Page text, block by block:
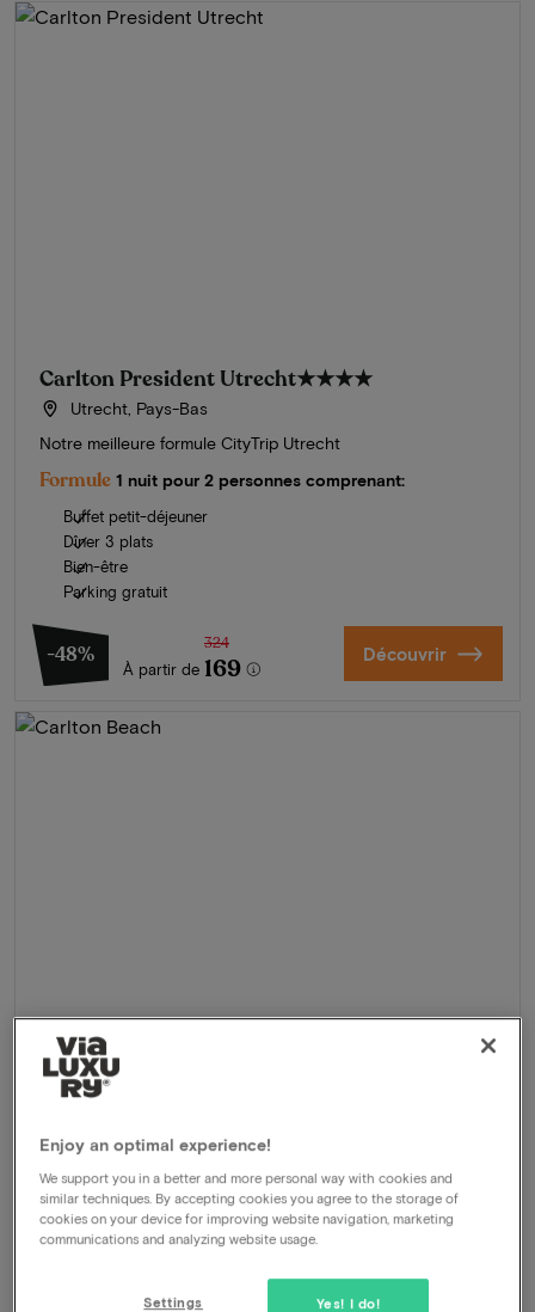
Carlton President Utrecht★★★★
Utrecht, Pays-Bas
Notre meilleure formule CityTrip Utrecht
Formule 1 nuit pour 2 personnes comprenant:
Buffet petit-déjeuner
Dîner 3 plats
Bien-être
Parking gratuit
-48%
À partir de
324
169 Découvrir
Carlton Beach
Vivez l’expérience ultime du bord de mer à Scheveningen
Formule 2 nuits pour 2 personnes comprenant:
Buffet petit-déjeuner
Boisson de bienvenue
Enjoy an optimal experience!
We support you in a better and more personal way with cookies and
similar techniques. By accepting cookies you agree to the storage of
cookies on your device for improving website navigation, marketing
communications and analyzing website usage.
Yes! I do!
Settings